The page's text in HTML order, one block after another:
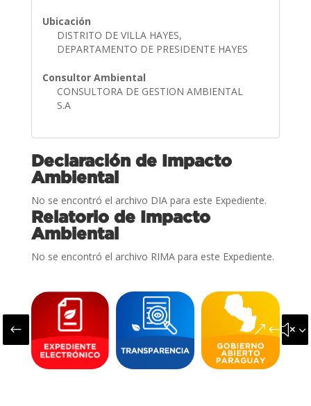
Ubicación
DISTRITO DE VILLA HAYES,
DEPARTAMENTO DE PRESIDENTE HAYES
Consultor Ambiental
CONSULTORA DE GESTION AMBIENTAL
S.A
Declaración de Impacto
Ambiental
No se encontró el archivo DIA para este Expediente.
Relatorio de Impacto
Ambiental
No se encontró el archivo RIMA para este Expediente.
#